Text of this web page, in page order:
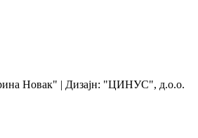
Новак" | Дизајн: "ЦИНУС", д.о.о.